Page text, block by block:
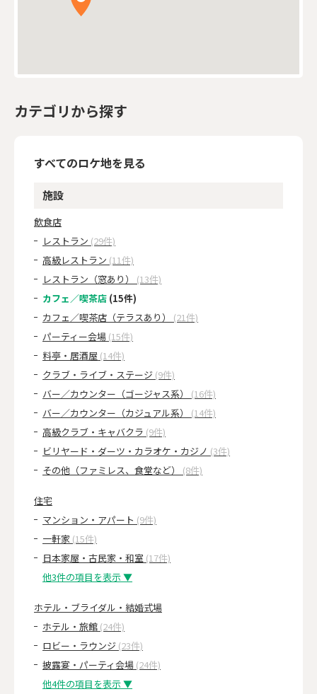
カテゴリから探す
すべてのロケ地を見る
施設
飲食店
レストラン (29件)
高級レストラン (11件)
レストラン（窓あり） (13件)
カフェ／喫茶店 (15件)
カフェ／喫茶店（テラスあり） (21件)
パーティー会場 (15件)
料亭・居酒屋 (14件)
クラブ・ライブ・ステージ (9件)
バー／カウンター（ゴージャス系） (16件)
バー／カウンター（カジュアル系） (14件)
高級クラブ・キャバクラ (9件)
ビリヤード・ダーツ・カラオケ・カジノ (3件)
その他（ファミレス、食堂など） (8件)
住宅
マンション・アパート (9件)
一軒家 (15件)
日本家屋・古民家・和室 (17件)
他3件の項目を表示 ▼
ホテル・ブライダル・結婚式場
ホテル・旅館 (24件)
ロビー・ラウンジ (23件)
披露宴・パーティ会場 (24件)
他4件の項目を表示 ▼